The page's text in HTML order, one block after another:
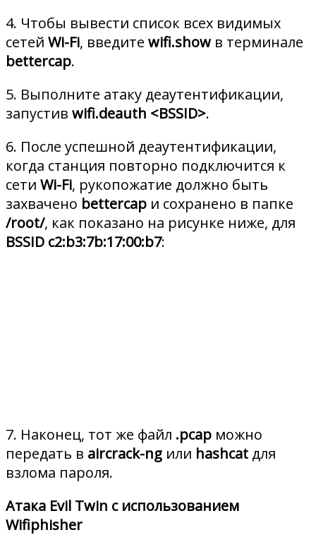
4. Чтобы вывести список всех видимых
сетей Wi-Fi, введите wifi.show в терминале
bettercap.
5. Выполните атаку деаутентификации,
запустив wifi.deauth <BSSID>.
6. После успешной деаутентификации,
когда станция повторно подключится к
сети Wi-Fi, рукопожатие должно быть
захвачено bettercap и сохранено в папке
/root/, как показано на рисунке ниже, для
BSSID c2:b3:7b:17:00:b7:
7. Наконец, тот же файл .pcap можно
передать в aircrack-ng или hashcat для
взлома пароля.
Атака Evil Twin с использованием
Wifiphisher